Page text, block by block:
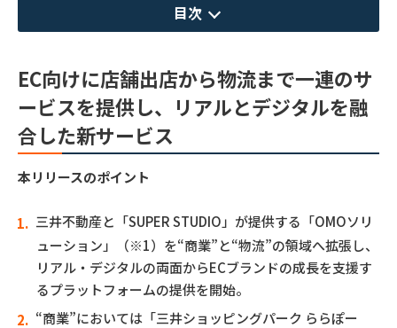
目次
EC向けに店舗出店から物流まで一連のサ
ービスを提供し、リアルとデジタルを融
合した新サービス
本リリースのポイント
三井不動産と「SUPER STUDIO」が提供する「OMOソリ
ューション」（※1）を“商業”と“物流”の領域へ拡張し、
リアル・デジタルの両面からECブランドの成長を支援す
るプラットフォームの提供を開始。
“商業”においては「三井ショッピングパーク ららぽー